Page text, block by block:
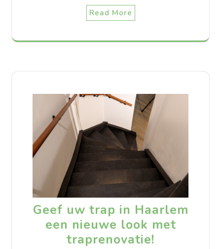
Read More
Geef uw trap in Haarlem
een nieuwe look met
traprenovatie!